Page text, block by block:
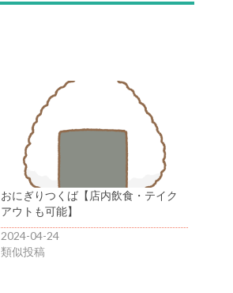
おにぎりつくば【店内飲食・テイク
アウトも可能】
2024-04-24
類似投稿